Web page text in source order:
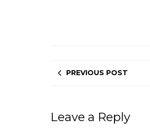
PREVIOUS POST
Leave a Reply